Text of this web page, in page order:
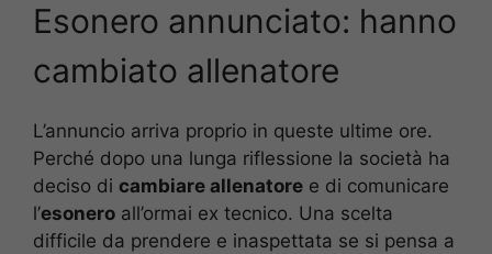
Esonero annunciato: hanno
cambiato allenatore
L’annuncio arriva proprio in queste ultime ore.
Perché dopo una lunga riflessione la società ha
deciso di cambiare allenatore e di comunicare
l’esonero all’ormai ex tecnico. Una scelta
difficile da prendere e inaspettata se si pensa a